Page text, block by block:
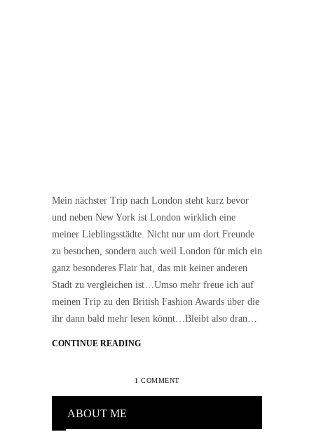
Mein nächster Trip nach London steht kurz bevor
und neben New York ist London wirklich eine
meiner Lieblingsstädte. Nicht nur um dort Freunde
zu besuchen, sondern auch weil London für mich ein
ganz besonderes Flair hat, das mit keiner anderen
Stadt zu vergleichen ist…Umso mehr freue ich auf
meinen Trip zu den British Fashion Awards über die
ihr dann bald mehr lesen könnt…Bleibt also dran…
CONTINUE READING
1 COMMENT
ABOUT ME